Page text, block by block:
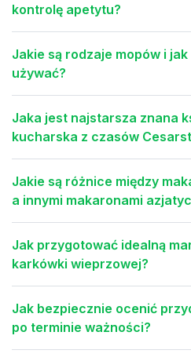
kontrolę apetytu?
Jakie są rodzaje mopów i
używać?
Jaka jest najstarsza znana
kucharska z czasów
Jakie są różnice między
a innymi makaronami
Jak przygotować idealną
karkówki wieprzowej?
Jak bezpiecznie ocenić
po terminie ważności?